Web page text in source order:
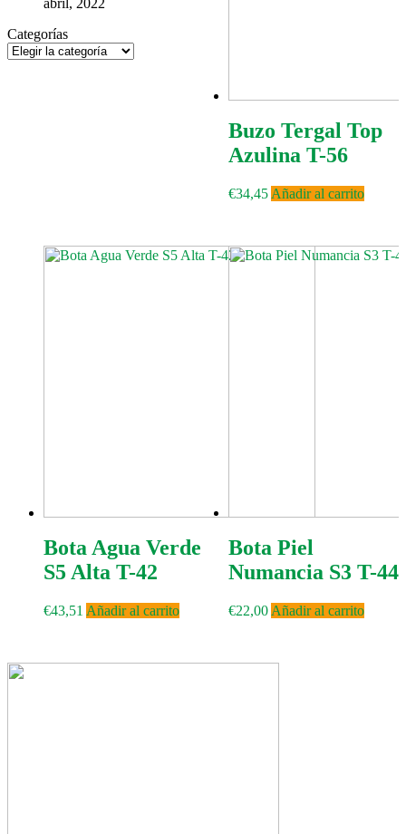
Buzo Tergal Top
Azulina T-56
€34,45 Añadir al carrito
Bota Agua Verde
S5 Alta T-42
€43,51 Añadir al carrito
Bota Piel
Numancia S3 T-44
€22,00 Añadir al carrito
abril, 2022
Categorías
Categorías